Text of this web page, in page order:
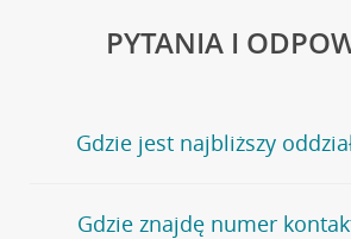
PYTANIA I
Gdzie jest najbliższy
Jeśli szukasz oddziału naszego banku,
Gdzie znajdę numer